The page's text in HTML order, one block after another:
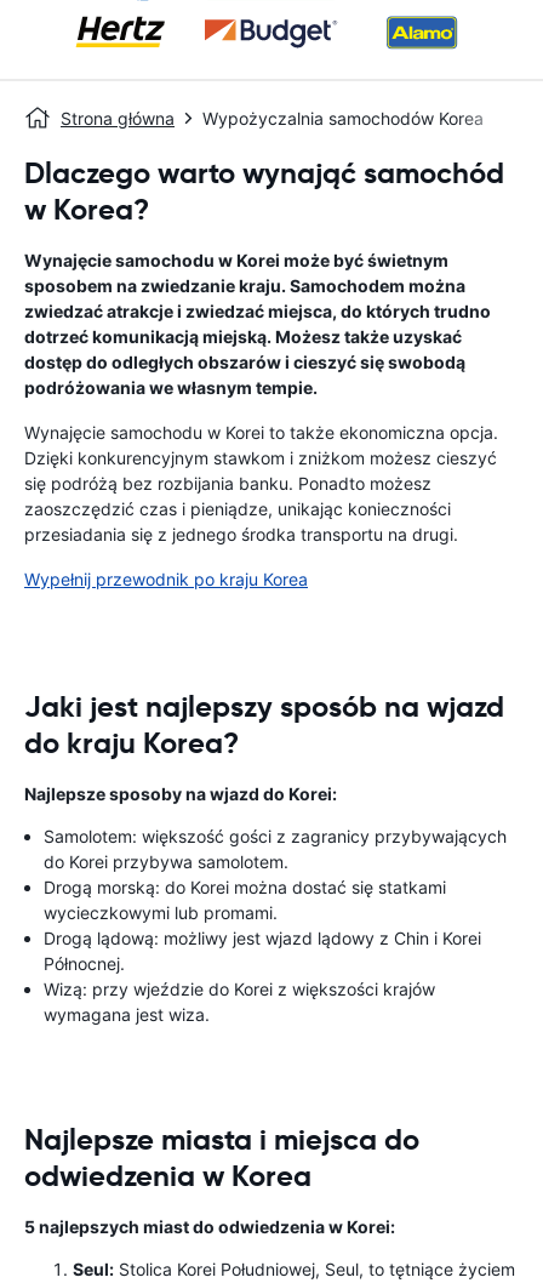
Strona główna Wypożyczalnia samochodów Korea
Dlaczego warto wynająć samochód
w Korea?
Wynajęcie samochodu w Korei może być świetnym
sposobem na zwiedzanie kraju. Samochodem można
zwiedzać atrakcje i zwiedzać miejsca, do których trudno
dotrzeć komunikacją miejską. Możesz także uzyskać
dostęp do odległych obszarów i cieszyć się swobodą
podróżowania we własnym tempie.
Wynajęcie samochodu w Korei to także ekonomiczna opcja.
Dzięki konkurencyjnym stawkom i zniżkom możesz cieszyć
się podróżą bez rozbijania banku. Ponadto możesz
zaoszczędzić czas i pieniądze, unikając konieczności
przesiadania się z jednego środka transportu na drugi.
Wypełnij przewodnik po kraju Korea
Jaki jest najlepszy sposób na wjazd
do kraju Korea?
Najlepsze sposoby na wjazd do Korei:
Samolotem: większość gości z zagranicy przybywających
do Korei przybywa samolotem.
Drogą morską: do Korei można dostać się statkami
wycieczkowymi lub promami.
Drogą lądową: możliwy jest wjazd lądowy z Chin i Korei
Północnej.
Wizą: przy wjeździe do Korei z większości krajów
wymagana jest wiza.
Najlepsze miasta i miejsca do
odwiedzenia w Korea
5 najlepszych miast do odwiedzenia w Korei:
Seul: Stolica Korei Południowej, Seul, to tętniące życiem